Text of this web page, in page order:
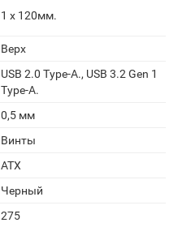
1 x 120мм.
Верх
USB 2.0 Type-A., USB 3.2 Gen 1
Type-A.
0,5 мм
Винты
ATX
Черный
275